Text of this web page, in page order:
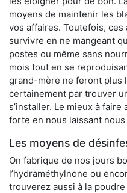
moyens de maintenir les
vos affaires. Toutefois, ces
survivre en ne mangeant
postes ou même sans
mois tout en se
grand-mère ne feront plus
certainement par trouver
s’installer. Le mieux à faire
forte en nous laissant
Les moyens de
On fabrique de nos jours
l’hydraméthylnone ou
trouverez aussi à la